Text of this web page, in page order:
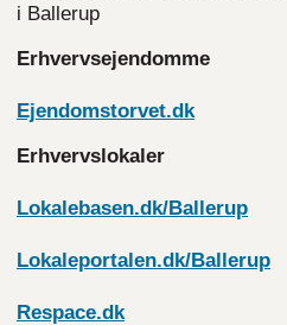
i Ballerup
Erhvervsejendomme
Ejendomstorvet.dk
Erhvervslokaler
Lokalebasen.dk/Ballerup
Lokaleportalen.dk/Ballerup
Respace.dk